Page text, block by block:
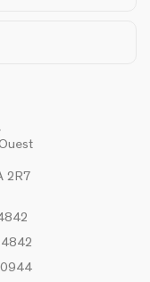
2R7